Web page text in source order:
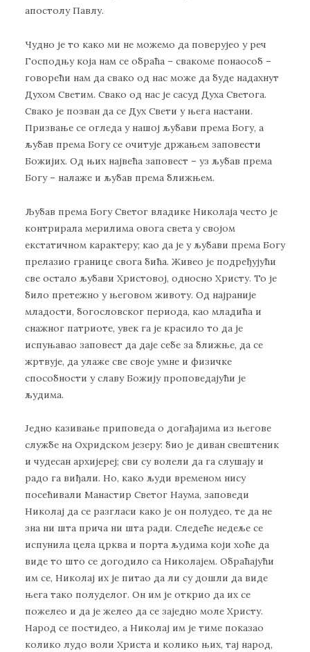
апостолу Павлу.
Чудно је то како ми не можемо да поверујео у реч
Господњу која нам се обраћа – свакоме понаособ –
говорећи нам да свако од нас може да буде надахнут
Духом Светим. Свако од нас је сасуд Духа Светога.
Свако је позван да се Дух Свети у њега настани.
Призвање се огледа у нашој љубави према Богу, а
љубав према Богу се очитује држањем заповести
Божијих. Од њих највећа заповест – уз љубав према
Богу – налаже и љубав према ближњем.
Љубав према Богу Светог владике Николаја често је
контрирала мерилима овога света у својом
екстатичном карактеру; као да је у љубави према Богу
прелазио границе свога бића. Живео је подређујући
све остало љубави Христовој, односно Христу. То је
било претежно у његовом животу. Од најраније
младости, богословског периода, као младића и
снажног патриоте, увек га је красило то да је
испуњавао заповест да даје себе за ближње, да се
жртвује, да улаже све своје умне и физичке
способности у славу Божију проповедајући је
људима.
Једно казивање приповеда о догађајима из његове
службе на Охридском језеру: био је диван свештеник
и чудесан архијереј; сви су волели да га слушају и
радо га виђали. Но, како људи временом нису
посећивали Манастир Светог Наума, заповеди
Николај да се разгласи како је он полудео, те да не
зна ни шта прича ни шта ради. Следеће недеље се
испунила цела црква и порта људима који хоће да
виде то што се догодило са Николајем. Обраћајући
им се, Николај их је питао да ли су дошли да виде
њега тако полуделог. Он им је открио да их се
пожелео и да је желео да се заједно моле Христу.
Народ се постидео, а Николај им је тиме показао
колико лудо воли Христа и колико њих, тај народ,